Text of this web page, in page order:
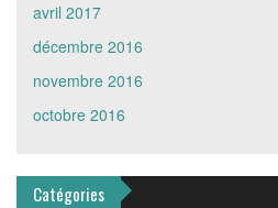
avril 2017
décembre 2016
novembre 2016
octobre 2016
Catégories